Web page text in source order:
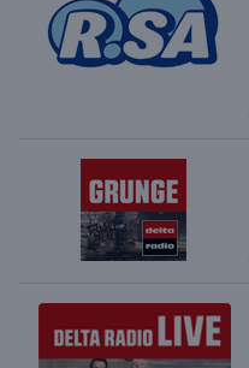
Subtitles
subtitles
settings
dialog
subtitles